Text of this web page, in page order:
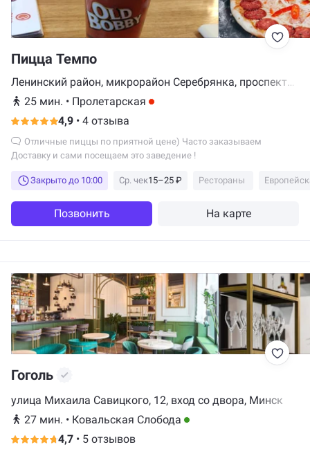
Пицца Темпо
Ленинский район, микрорайон Серебрянка, проспект
Рокоссовского, 2, 2 этаж, Минск
25 мин. • Пролетарская
4,9 • 4 отзыва
Доставку и сами посещаем это заведение !
Закрыто до 10:00 Ср. чек15–25 ₽ Рестораны
Позвонить На карте
Гоголь
улица Михаила Савицкого, 12, вход со двора, Минск
27 мин. • Ковальская Слобода
4,7 • 5 отзывов